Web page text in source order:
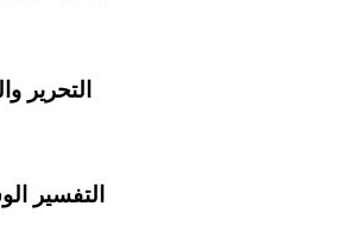
التحرير
التفسير